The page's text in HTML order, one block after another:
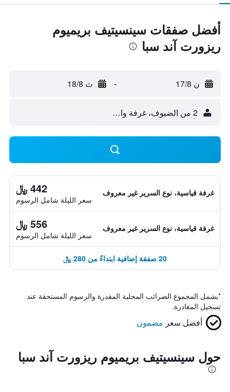
أفضل صفقات سينسيتيف بريميوم
ريزورت آند سبا
ن 17/8 - ث 18/8
2 من الضيوف، غرفة واحدة
غرفة قياسية، نوع السرير غير معروف 442 ﷼
سعر الليلة شامل الرسوم
غرفة قياسية، نوع السرير غير معروف 556 ﷼
سعر الليلة شامل الرسوم
20 صفقة إضافية ابتداءً من 280 ﷼
*يشمل المجموع الضرائب المحلية المقدرة والرسوم المستحقة عند
تسجيل المغادرة.
أفضل سعر مضمون
حول سينسيتيف بريميوم ريزورت آند سبا